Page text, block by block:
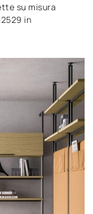
su misura
in